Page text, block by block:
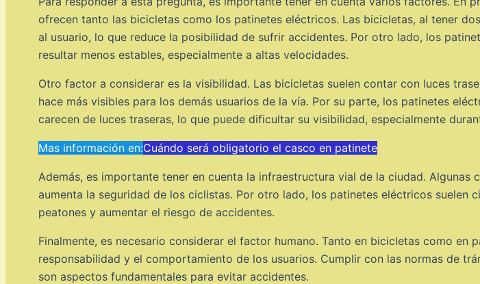
ofrecen tanto las bicicletas como los patinetes eléctricos. Las bicicletas, al tener
al usuario, lo que reduce la posibilidad de sufrir accidentes. Por otro lado, los
resultar menos estables, especialmente a altas velocidades.
Otro factor a considerar es la visibilidad. Las bicicletas suelen contar con luces
hace más visibles para los demás usuarios de la vía. Por su parte, los patinetes
carecen de luces traseras, lo que puede dificultar su visibilidad, especialmente
Mas información en:Cuándo será obligatorio el casco en patinete
Además, es importante tener en cuenta la infraestructura vial de la ciudad.
aumenta la seguridad de los ciclistas. Por otro lado, los patinetes eléctricos suelen
peatones y aumentar el riesgo de accidentes.
Finalmente, es necesario considerar el factor humano. Tanto en bicicletas como en
responsabilidad y el comportamiento de los usuarios. Cumplir con las normas de
son aspectos fundamentales para evitar accidentes.